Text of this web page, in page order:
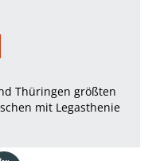
Thüringen größten
mit Legasthenie